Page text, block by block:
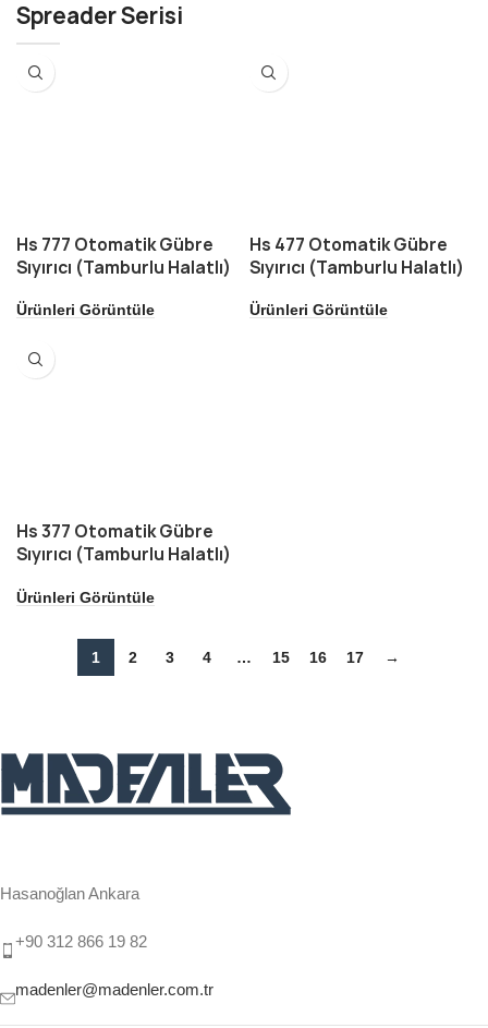
Spreader Serisi
Hs 777 Otomatik Gübre
Sıyırıcı (Tamburlu Halatlı)
Ürünleri Görüntüle
Hs 477 Otomatik Gübre
Sıyırıcı (Tamburlu Halatlı)
Ürünleri Görüntüle
Hs 377 Otomatik Gübre
Sıyırıcı (Tamburlu Halatlı)
Ürünleri Görüntüle
1 2 3 4 … 15 16 17 →
Hasanoğlan Ankara
+90 312 866 19 82
madenler@madenler.com.tr